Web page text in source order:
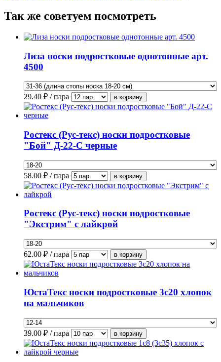
Так же советуем посмотреть
Лиза носки подростковые однотонные арт.
4500
29.40 ₽ / пара
Ростекс (Рус-текс) носки подростковые
"Бой" Д-22-С черные
58.00 ₽ / пара
Ростекс (Рус-текс) носки подростковые
"Экстрим" с лайкрой
62.00 ₽ / пара
ЮстаТекс носки подростковые 3с20 хлопок
на мальчиков
39.00 ₽ / пара